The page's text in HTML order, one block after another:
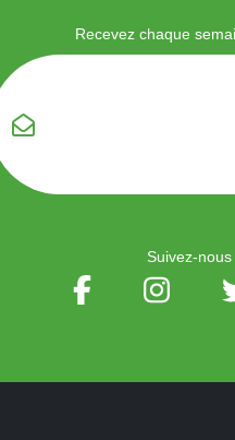
Recevez chaque
Suivez-